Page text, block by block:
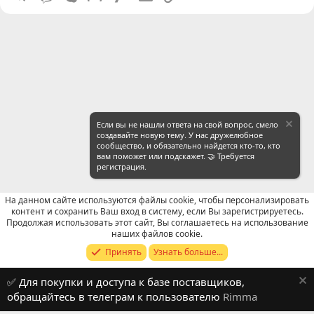
Продавцы (контакты) WeChat
Russian (RU)
Обратная связь
Условия и правила
Политика конфиденциальности
Помощь
R
Если вы не нашли ответа на свой вопрос, смело
создавайте новую тему. У нас дружелюбное
сообщество, и обязательно найдется кто-то, кто
вам поможет или подскажет. 🤝 Требуется
регистрация.
На данном сайте используются файлы cookie, чтобы персонализировать
контент и сохранить Ваш вход в систему, если Вы зарегистрируетесь.
Продолжая использовать этот сайт, Вы соглашаетесь на использование
наших файлов cookie.
Принять
Узнать больше...
✅ Для покупки и доступа к базе поставщиков,
обращайтесь в телеграм к пользователю Rimma